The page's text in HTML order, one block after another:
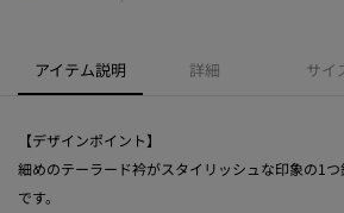
アイテム説明 詳細 サイ
【デザインポイント】
細めのテーラード衿がスタイリッシュな印象の1
です。